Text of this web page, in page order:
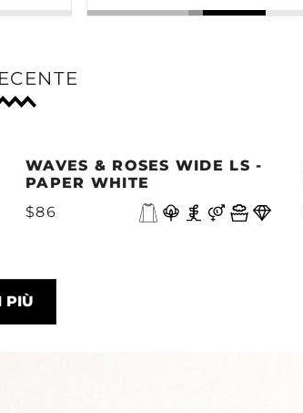
WAVES & ROSES WIDE LS -
PAPER WHITE
$86
PIÙ